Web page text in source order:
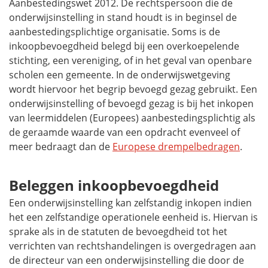
Aanbestedingswet 2012. De rechtspersoon die de
onderwijsinstelling in stand houdt is in beginsel de
aanbestedingsplichtige organisatie. Soms is de
inkoopbevoegdheid belegd bij een overkoepelende
stichting, een vereniging, of in het geval van openbare
scholen een gemeente. In de onderwijswetgeving
wordt hiervoor het begrip bevoegd gezag gebruikt. Een
onderwijsinstelling of bevoegd gezag is bij het inkopen
van leermiddelen (Europees) aanbestedingsplichtig als
de geraamde waarde van een opdracht evenveel of
meer bedraagt dan de Europese drempelbedragen.
Beleggen inkoopbevoegdheid
Een onderwijsinstelling kan zelfstandig inkopen indien
het een zelfstandige operationele eenheid is. Hiervan is
sprake als in de statuten de bevoegdheid tot het
verrichten van rechtshandelingen is overgedragen aan
de directeur van een onderwijsinstelling die door de